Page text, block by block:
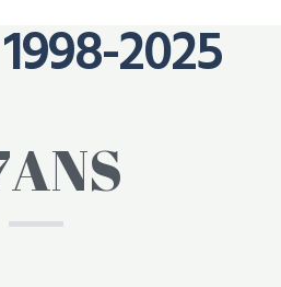
2025
ANS